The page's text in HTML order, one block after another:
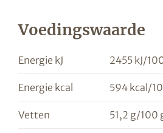
Voedingswaarde
Energie kJ 2455 kJ/
Energie kcal 594 kcal/
Vetten 51,2 g/100